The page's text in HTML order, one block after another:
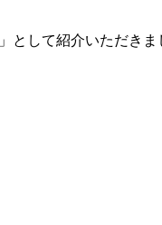
として紹介いただきま